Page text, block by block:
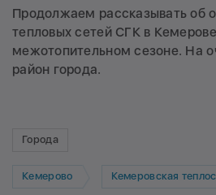
Продолжаем рассказывать об
тепловых сетей СГК в
межотопительном сезоне. На
район города.
Города
Кемерово Кемеровская теплосетевая